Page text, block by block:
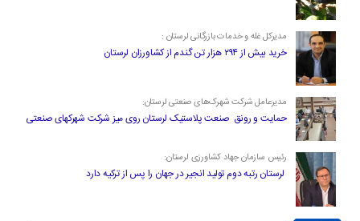
مدیرکل غله و خدمات بازرگانی لرستان :
خرید بیش از ۲۹۴ هزار تن گندم از کشاورزان لرستان
مدیرعامل شرکت شهرک‌های صنعتی لرستان:
حمایت و رونق صنعت پلاستیک لرستان روی میز شرکت شهرکهای صنعتی
رئیس سازمان جهاد کشاورزی لرستان:
لرستان رتبه دوم تولید انجیر در جهان را پس از ترکیه دارد